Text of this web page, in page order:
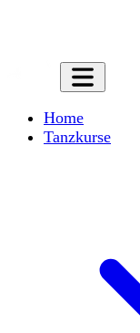
Home
Tanzkurse